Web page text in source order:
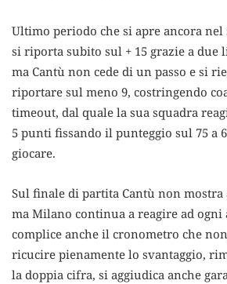
Ultimo periodo che si apre ancora
si riporta subito sul + 15 grazie a due
ma Cantù non cede di un passo e si
riportare sul meno 9, costringendo
timeout, dal quale la sua squadra
5 punti fissando il punteggio sul 75 a
giocare.
Sul finale di partita Cantù non mostra
ma Milano continua a reagire ad ogni
complice anche il cronometro che
ricucire pienamente lo svantaggio,
la doppia cifra, si aggiudica anche